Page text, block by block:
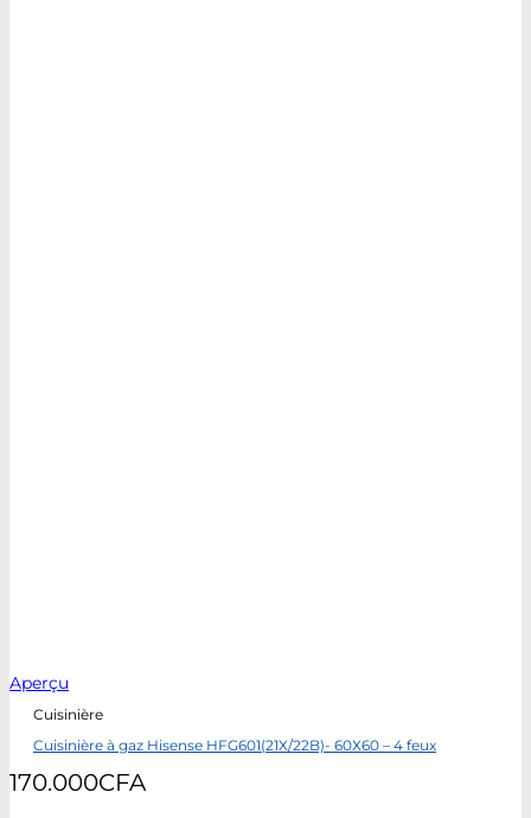
Aperçu
Cuisinière
Cuisinière à gaz Hisense HFG601(21X/22B)- 60X60 – 4 feux
170.000CFA